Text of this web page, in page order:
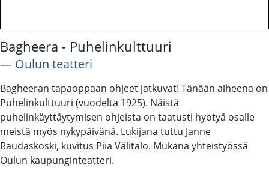
Bagheera - Puhelinkulttuuri
― Oulun teatteri
Bagheeran tapaoppaan ohjeet jatkuvat! Tänään aiheena on
Puhelinkulttuuri (vuodelta 1925). Näistä
puhelinkäyttäytymisen ohjeista on taatusti hyötyä osalle
meistä myös nykypäivänä. Lukijana tuttu Janne
Raudaskoski, kuvitus Piia Välitalo. Mukana yhteistyössä
Oulun kaupunginteatteri.